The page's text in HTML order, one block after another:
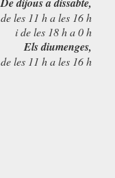
de les 11 h a les 16 h
i de les 18 h a 0 h
Els diumenges,
de les 11 h a les 16 h